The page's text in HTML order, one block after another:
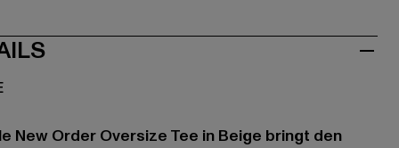
New Order Oversize Tee in Beige bringt den